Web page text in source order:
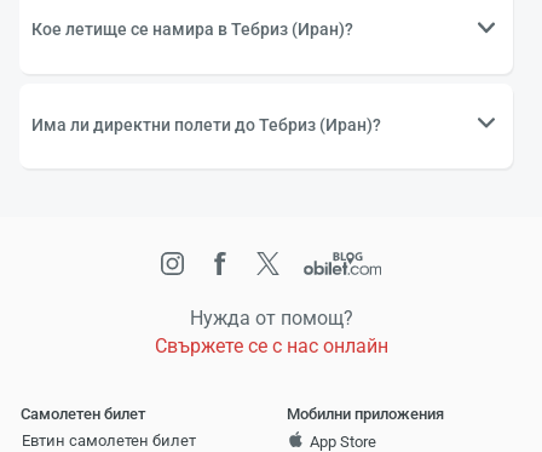
Кое летище се намира в Тебриз (Иран)?
Има ли директни полети до Тебриз (Иран)?
Нужда от помощ?
Свържете се с нас онлайн
Самолетен билет
Евтин самолетен билет
Мобилни приложения
App Store